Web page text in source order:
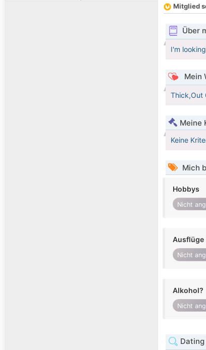
Mitglied
Über
I'm
Mein
Thick,Out
Meine
Keine
Mich
Hobbys
Nicht
Ausflüge
Nicht
Alkohol?
Nicht